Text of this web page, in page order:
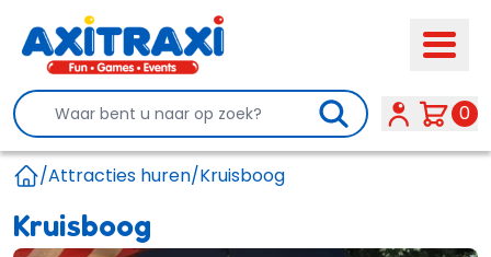
Search 0
/Attracties huren/Kruisboog
Kruisboog